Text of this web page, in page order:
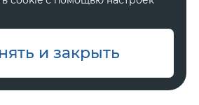
Передний
Механическая
и закрыть